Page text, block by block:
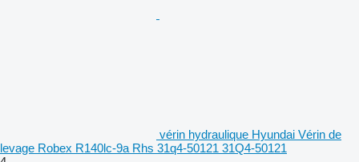
vérin hydraulique Hyundai Vérin de
levage Robex R140lc-9a Rhs 31q4-50121 31Q4-50121